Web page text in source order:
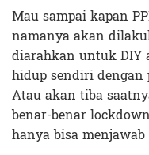
Mau sampai kapan
namanya akan
diarahkan untuk DIY
hidup sendiri dengan
Atau akan tiba
benar-benar
hanya bisa menjawab